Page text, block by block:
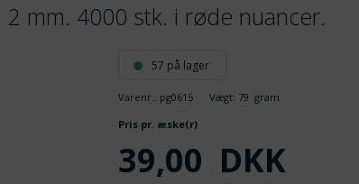
mm. 4000 stk. i røde nuancer.
57 på lager
Varenr.: pg0615 Vægt: 79 gram
Pris pr. æske(r)
39,00 DKK